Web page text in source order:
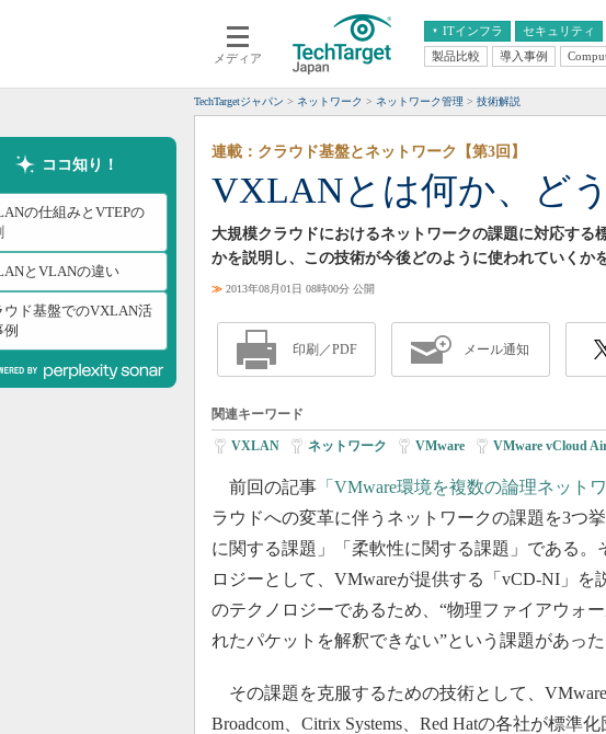
メディア
ITインフラ
クラウド
スマートモバイル
ネットワーク
システム運用管理
セキュリティ
エンタープライズAI
ERP
CX
情報系システム
経
製品比較 導入事例
TechTargetジャパン ネットワーク ネットワーク管理 技術解説
ココ知り！
の仕組みとVTEPの
とVLANの違い
ウド基盤でのVXLAN活
VXLANとは何か、ど
連載：クラウド基盤とネットワーク【第3回】
大規模クラウドにおけるネットワークの課題に対応す
かを説明し、この技術が今後どのように使われていくか
≫ 2013年08月01日 08時00分 公開
印刷／PDF メール通知
関連キーワード
VXLAN ネットワーク VMware VMware vCloud
前回の記事 「VMware環境を複数の論理ネット
ラウドへの変革に伴うネットワークの課題を3つ
に関する課題」「柔軟性に関する課題」である
ロジーとして、VMwareが提供する「vCD-NI」を
のテクノロジーであるため、“物理ファイアウォ
れたパケットを解釈できない”という課題があった
その課題を克服するための技術として、VMware
Broadcom、Citrix Systems、Red Hatの各社が標準